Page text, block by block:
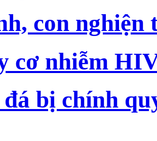
con nghiện
cơ nhiễm
bị chính